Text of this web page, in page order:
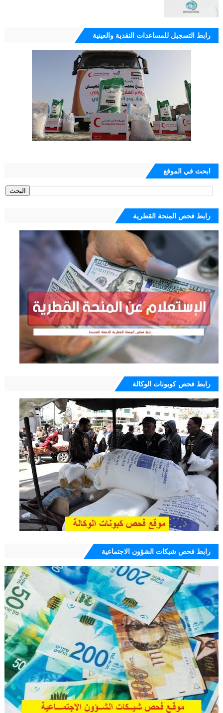
رابط التسجيل للمساعدات النقدية والعينية
ابحث في الموقع
رابط فحص المنحة القطرية
رابط فحص كوبونات الوكالة
رابط فحص شيكات الشؤون الاجتماعية